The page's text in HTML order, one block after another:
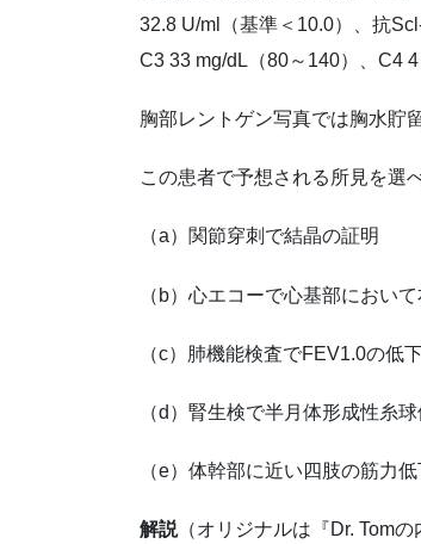
32.8 U/ml（基準＜10.0）、抗
C3 33 mg/dL（80～140）、C4 4
胸部レントゲン写真では胸水貯
この患者で予想される所見を選べ
（a）関節穿刺で結晶の証明
（b）心エコーで心基部におい
（c）肺機能検査でFEV1.0の低
（d）腎生検で半月体形成性糸
（e）体幹部に近い四肢の筋力
解説（オリジナルは『Dr. Tom